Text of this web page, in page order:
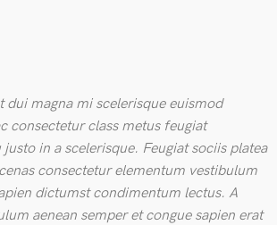
dui magna mi scelerisque euismod
consectetur class metus feugiat
in a scelerisque. Feugiat sociis platea
consectetur elementum vestibulum
dictumst condimentum lectus. A
aenean semper et congue sapien erat